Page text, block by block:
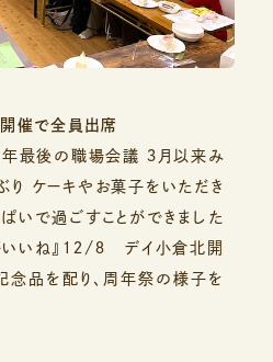
催で全員出席
年最後の職場会議 ３月以来み
り ケーキやお菓子をいただき
いで過ごすことができました
いいね』１２/８ デイ小倉北開
念品を配り、周年祭の様子を